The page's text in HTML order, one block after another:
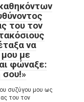
του τον
να
με
φώναξε:
σου!»
συζύγου μου ως
του τον